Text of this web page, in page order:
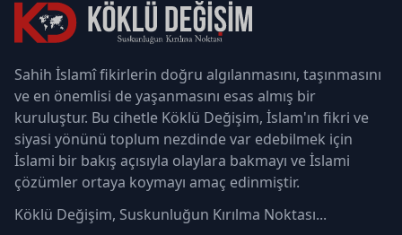
Sahih İslamî fikirlerin doğru algılanmasını, taşınmasını
ve en önemlisi de yaşanmasını esas almış bir
kuruluştur. Bu cihetle Köklü Değişim, İslam'ın fikri ve
siyasi yönünü toplum nezdinde var edebilmek için
İslami bir bakış açısıyla olaylara bakmayı ve İslami
çözümler ortaya koymayı amaç edinmiştir.
Köklü Değişim, Suskunluğun Kırılma Noktası...